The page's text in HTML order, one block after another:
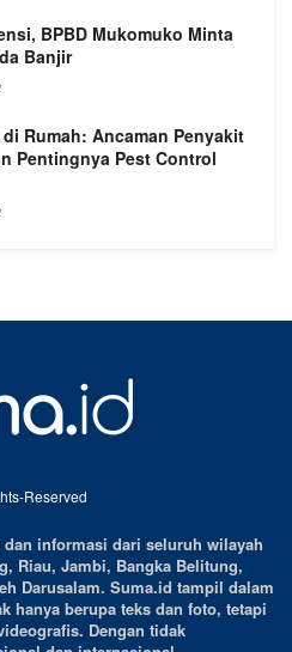
BPBD Mukomuko Minta
Banjir
Rumah: Ancaman Penyakit
Pentingnya Pest Control
Reserved
informasi dari seluruh wilayah
Riau, Jambi, Bangka Belitung,
Darusalam. Suma.id tampil dalam
hanya berupa teks dan foto, tetapi
Dengan tidak